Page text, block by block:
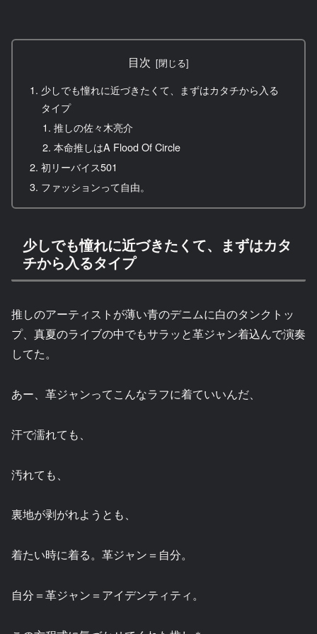
目次
少しでも憧れに近づきたくて、まずはカタチから入る
タイプ
推しの佐々木亮介
本命推しはA Flood Of Circle
初リーバイス501
ファッションって自由。
少しでも憧れに近づきたくて、まずはカタ
チから入るタイプ
推しのアーティストが薄い青のデニムに白のタンクトッ
プ、真夏のライブの中でもサラッと革ジャン着込んで演奏
してた。
あー、革ジャンってこんなラフに着ていいんだ、
汗で濡れても、
汚れても、
裏地が剥がれようとも、
着たい時に着る。革ジャン＝自分。
自分＝革ジャン＝アイデンティティ。